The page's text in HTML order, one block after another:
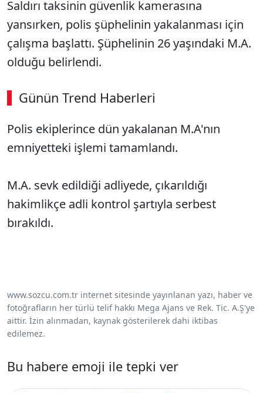
Saldırı taksinin güvenlik kamerasına
yansırken, polis şüphelinin yakalanması için
çalışma başlattı. Şüphelinin 26 yaşındaki M.A.
olduğu belirlendi.
Günün Trend Haberleri
Polis ekiplerince dün yakalanan M.A'nın
emniyetteki işlemi tamamlandı.
M.A. sevk edildiği adliyede, çıkarıldığı
hakimlikçe adli kontrol şartıyla serbest
bırakıldı.
www.sozcu.com.tr internet sitesinde yayınlanan yazı, haber ve
fotoğrafların her türlü telif hakkı Mega Ajans ve Rek. Tic. A.Ş'ye
aittir. İzin alınmadan, kaynak gösterilerek dahi iktibas
edilemez.
Bu habere emoji ile tepki ver